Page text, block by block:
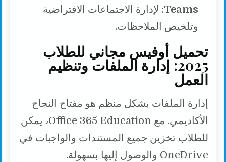
Teams: لإدارة الاجتماعات الافتراضية
وتلخيص الملاحظات.
تحميل أوفيس مجاني للطلاب
2025: إدارة الملفات وتنظيم
العمل
إدارة الملفات بشكل منظم هو مفتاح النجاح
الأكاديمي. مع Office 365 Education، يمكن
للطلاب تخزين جميع المستندات والواجبات في
OneDrive والوصول إليها بسهولة.